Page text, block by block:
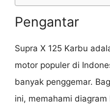
Pengantar
Supra X 125 Karbu
motor populer di
banyak penggemar.
ini, memahami